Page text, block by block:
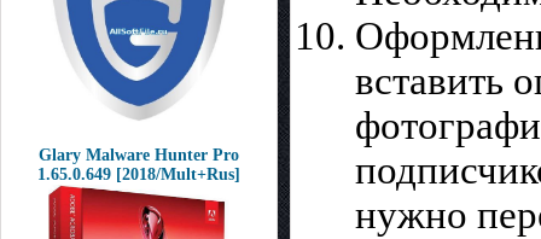
Glary Malware Hunter Pro
1.65.0.649 [2018/Mult+Rus]
вставить
нужно